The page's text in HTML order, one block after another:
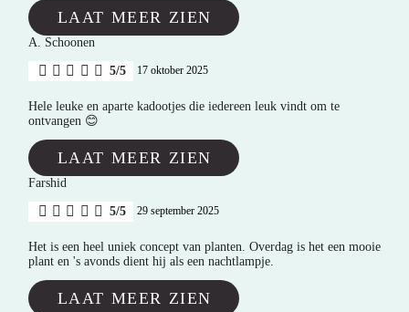
LAAT MEER ZIEN
A. Schoonen
5/5 17 oktober 2025
Hele leuke en aparte kadootjes die iedereen leuk vindt om te
ontvangen 😊
LAAT MEER ZIEN
Farshid
5/5 29 september 2025
Het is een heel uniek concept van planten. Overdag is het een mooie
plant en 's avonds dient hij als een nachtlampje.
LAAT MEER ZIEN